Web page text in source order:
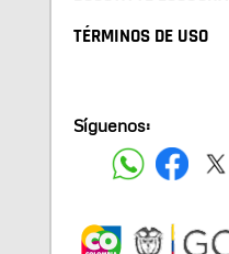
TÉRMINOS DE USO
Síguenos: